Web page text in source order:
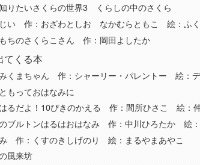
りたいさくらの世界3 くらしの中のさくら
い 作：おざわとしお なかむらともこ 絵：ふ
ちのさくらこさん 作：岡田よしたか
てくる本
くまちゃん 作：シャーリー・パレントー 絵：
もっておはなみに
るだよ！10ぴきのかえる 作：間所ひさこ 絵：
ブルトンはるはおはなみ 作：中川ひろたか 絵
作：くすのきしげのり 絵：まるやまあやこ
風来坊